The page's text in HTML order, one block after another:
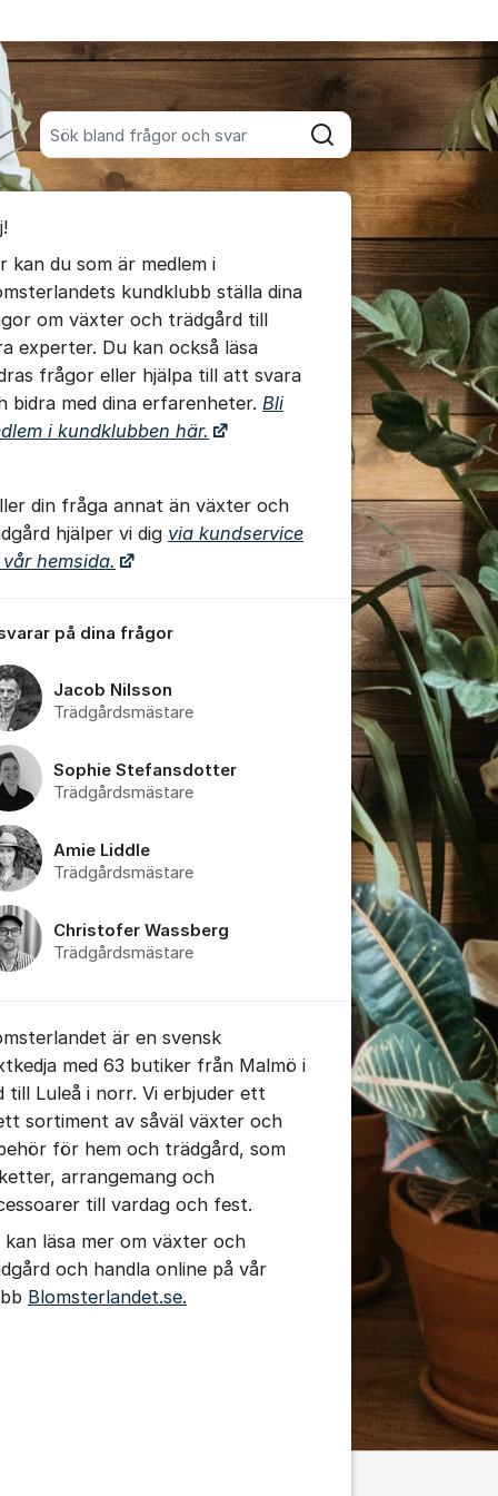
Sök bland alla inlägg
Sök
kommentaren
för inlägg/kommentar
för inlägg/kommentar
kan du som är medlem i
kundklubb ställa dina
om växter och trädgård till
experter. Du kan också läsa
frågor eller hjälpa till att svara
bidra med dina erfarenheter. Bli
i kundklubben här.
din fråga annat än växter och
hjälper vi dig via kundservice
hemsida.
på dina frågor
Jacob Nilsson
Trädgårdsmästare
Sophie Stefansdotter
Trädgårdsmästare
Amie Liddle
Trädgårdsmästare
Christofer Wassberg
Trädgårdsmästare
är en svensk
med 63 butiker från Malmö i
till Luleå i norr. Vi erbjuder ett
sortiment av såväl växter och
för hem och trädgård, som
arrangemang och
till vardag och fest.
kan läsa mer om växter och
och handla online på vår
Blomsterlandet.se.